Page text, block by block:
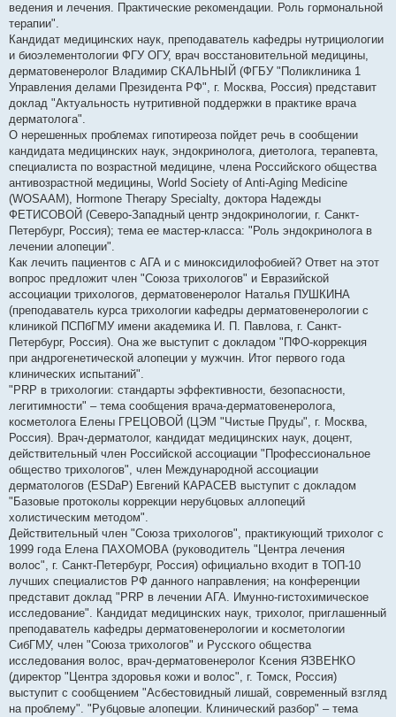
ведения и лечения. Практические рекомендации. Роль гормональной
терапии".
Кандидат медицинских наук, преподаватель кафедры нутрициологии
и биоэлементологии ФГУ ОГУ, врач восстановительной медицины,
дерматовенеролог Владимир СКАЛЬНЫЙ (ФГБУ "Поликлиника 1
Управления делами Президента РФ", г. Москва, Россия) представит
доклад "Актуальность нутритивной поддержки в практике врача
дерматолога".
О нерешенных проблемах гипотиреоза пойдет речь в сообщении
кандидата медицинских наук, эндокринолога, диетолога, терапевта,
специалиста по возрастной медицине, члена Российского общества
антивозрастной медицины, World Society of Anti-Aging Medicine
(WOSAAM), Hormone Therapy Specialty, доктора Надежды
ФЕТИСОВОЙ (Северо-Западный центр эндокринологии, г. Санкт-
Петербург, Россия); тема ее мастер-класса: "Роль эндокринолога в
лечении алопеции".
Как лечить пациентов с АГА и с миноксидилофобией? Ответ на этот
вопрос предложит член "Союза трихологов" и Евразийской
ассоциации трихологов, дерматовенеролог Наталья ПУШКИНА
(преподаватель курса трихологии кафедры дерматовенерологии с
клиникой ПСПбГМУ имени академика И. П. Павлова, г. Санкт-
Петербург, Россия). Она же выступит с докладом "ПФО-коррекция
при андрогенетической алопеции у мужчин. Итог первого года
клинических испытаний".
"PRP в трихологии: стандарты эффективности, безопасности,
легитимности" – тема сообщения врача-дерматовенеролога,
косметолога Елены ГРЕЦОВОЙ (ЦЭМ "Чистые Пруды", г. Москва,
Россия). Врач-дерматолог, кандидат медицинских наук, доцент,
действительный член Российской ассоциации "Профессиональное
общество трихологов", член Международной ассоциации
дерматологов (ESDaP) Евгений КАРАСЕВ выступит с докладом
"Базовые протоколы коррекции нерубцовых аллопеций
холистическим методом".
Действительный член "Союза трихологов", практикующий трихолог с
1999 года Елена ПАХОМОВА (руководитель "Центра лечения
волос", г. Санкт-Петербург, Россия) официально входит в ТОП-10
лучших специалистов РФ данного направления; на конференции
представит доклад "PRP в лечении АГА. Имунно-гистохимическое
исследование". Кандидат медицинских наук, трихолог, приглашенный
преподаватель кафедры дерматовенерологии и косметологии
СибГМУ, член "Союза трихологов" и Русского общества
исследования волос, врач-дерматовенеролог Ксения ЯЗВЕНКО
(директор "Центра здоровья кожи и волос", г. Томск, Россия)
выступит с сообщением "Асбестовидный лишай, современный взгляд
на проблему". "Рубцовые алопеции. Клинический разбор" – тема